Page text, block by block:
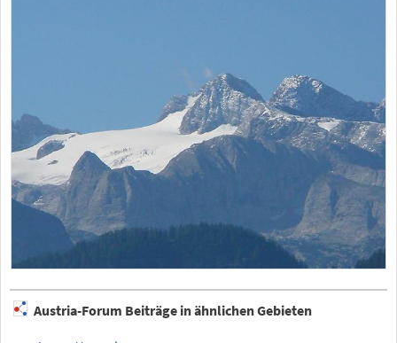
Austria-Forum Beiträge in ähnlichen Gebieten